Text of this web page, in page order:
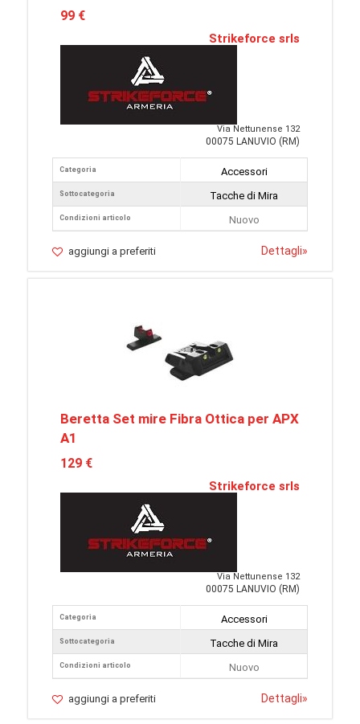
99 €
Strikeforce srls
Via Nettunense 132
00075 LANUVIO (RM)
Categoria
Sottocategoria
Condizioni articolo
Accessori
Tacche di Mira
Nuovo
aggiungi a preferiti Dettagli»
Beretta Set mire Fibra Ottica per APX
A1
129 €
Strikeforce srls
Via Nettunense 132
00075 LANUVIO (RM)
Categoria
Sottocategoria
Condizioni articolo
Accessori
Tacche di Mira
Nuovo
aggiungi a preferiti Dettagli»